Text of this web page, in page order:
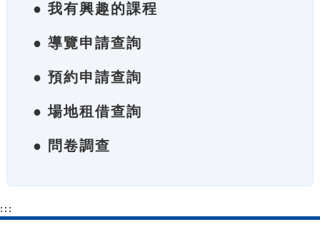
● 我有興趣的課程
● 導覽申請查詢
● 預約申請查詢
● 場地租借查詢
● 問卷調查
:::